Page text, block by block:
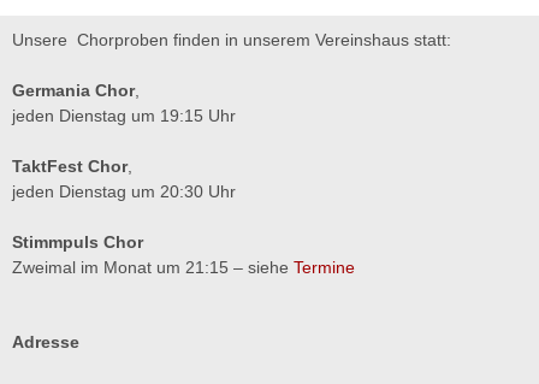
Unsere Chorproben finden in unserem Vereinshaus statt:
Germania Chor,
jeden Dienstag um 19:15 Uhr
TaktFest Chor,
jeden Dienstag um 20:30 Uhr
Stimmpuls Chor
Zweimal im Monat um 21:15 – siehe Termine
Adresse